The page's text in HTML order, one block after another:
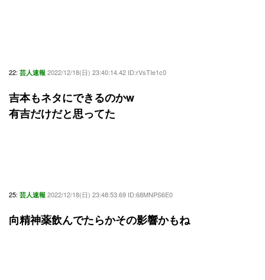
22: 芸人速報 2022/12/18(日) 23:40:14.42 ID:rVsTIe1c0
吉本もネタにできるのかw
有吉だけだと思ってた
25: 芸人速報 2022/12/18(日) 23:48:53.69 ID:68MNPS6E0
向精神薬飲んでたらかその影響かもね